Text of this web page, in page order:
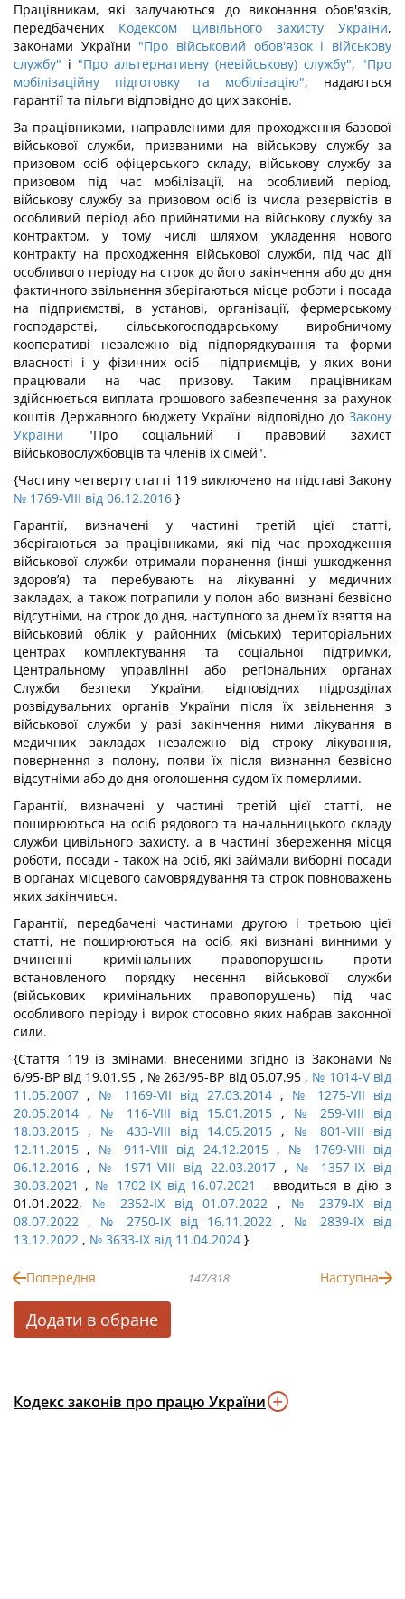
Працівникам, які залучаються до виконання обов'язків,
передбачених Кодексом цивільного захисту України,
законами України "Про військовий обов'язок і військову
службу" і "Про альтернативну (невійськову) службу", "Про
мобілізаційну підготовку та мобілізацію", надаються
гарантії та пільги відповідно до цих законів.
За працівниками, направленими для проходження базової
військової служби, призваними на військову службу за
призовом осіб офіцерського складу, військову службу за
призовом під час мобілізації, на особливий період,
військову службу за призовом осіб із числа резервістів в
особливий період або прийнятими на військову службу за
контрактом, у тому числі шляхом укладення нового
контракту на проходження військової служби, під час дії
особливого періоду на строк до його закінчення або до дня
фактичного звільнення зберігаються місце роботи і посада
на підприємстві, в установі, організації, фермерському
господарстві, сільськогосподарському виробничому
кооперативі незалежно від підпорядкування та форми
власності і у фізичних осіб - підприємців, у яких вони
працювали на час призову. Таким працівникам
здійснюється виплата грошового забезпечення за рахунок
коштів Державного бюджету України відповідно до Закону
України "Про соціальний і правовий захист
військовослужбовців та членів їх сімей".
{Частину четверту статті 119 виключено на підставі Закону
№ 1769-VIII від 06.12.2016 }
Гарантії, визначені у частині третій цієї статті,
зберігаються за працівниками, які під час проходження
військової служби отримали поранення (інші ушкодження
здоров’я) та перебувають на лікуванні у медичних
закладах, а також потрапили у полон або визнані безвісно
відсутніми, на строк до дня, наступного за днем їх взяття на
військовий облік у районних (міських) територіальних
центрах комплектування та соціальної підтримки,
Центральному управлінні або регіональних органах
Служби безпеки України, відповідних підрозділах
розвідувальних органів України після їх звільнення з
військової служби у разі закінчення ними лікування в
медичних закладах незалежно від строку лікування,
повернення з полону, появи їх після визнання безвісно
відсутніми або до дня оголошення судом їх померлими.
Гарантії, визначені у частині третій цієї статті, не
поширюються на осіб рядового та начальницького складу
служби цивільного захисту, а в частині збереження місця
роботи, посади - також на осіб, які займали виборні посади
в органах місцевого самоврядування та строк повноважень
яких закінчився.
Гарантії, передбачені частинами другою і третьою цієї
статті, не поширюються на осіб, які визнані винними у
вчиненні кримінальних правопорушень проти
встановленого порядку несення військової служби
(військових кримінальних правопорушень) під час
особливого періоду і вирок стосовно яких набрав законної
сили.
{Стаття 119 із змінами, внесеними згідно із Законами №
6/95-ВР від 19.01.95 , № 263/95-ВР від 05.07.95 , № 1014-V від
11.05.2007 , № 1169-VII від 27.03.2014, № 1275-VII від
20.05.2014 , № 116-VIII від 15.01.2015, № 259-VIII від
18.03.2015 , № 433-VIII від 14.05.2015, № 801-VIII від
12.11.2015 , № 911-VIII від 24.12.2015, № 1769-VIII від
06.12.2016 , № 1971-VIII від 22.03.2017, № 1357-IX від
30.03.2021 , № 1702-IX від 16.07.2021 - вводиться в дію з
01.01.2022, № 2352-IX від 01.07.2022 , № 2379-IX від
08.07.2022 , № 2750-IX від 16.11.2022, № 2839-IX від
13.12.2022 , № 3633-IX від 11.04.2024 }
Попередня 147/318 Наступна
Додати в обране
Кодекс законів про працю України